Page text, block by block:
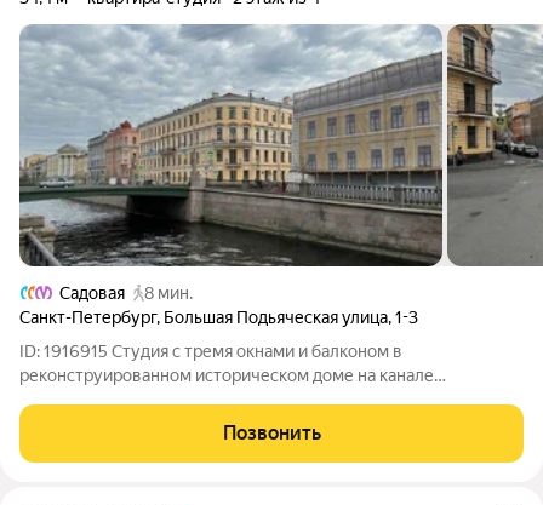
Садовая
8 мин.
Санкт-Петербург, Большая Подьяческая улица,1-3
ID: 1916915 Студия с тремя окнами и балконом в
реконструированном историческом доме на канале
Площадь квартиры 35 кв.м. Вид на Подьяческую улицу и канал
Грибоедова. Благодаря трём окнам
Позвонить